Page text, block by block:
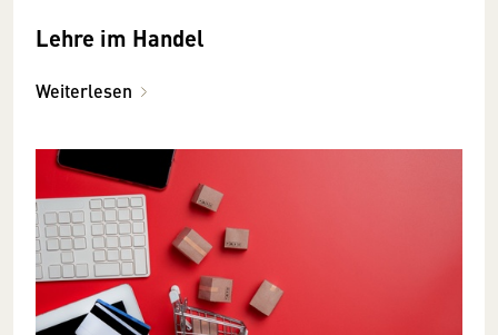
Lehre im Handel
Weiterlesen